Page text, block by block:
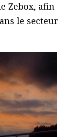
Zebox, afin
le secteur